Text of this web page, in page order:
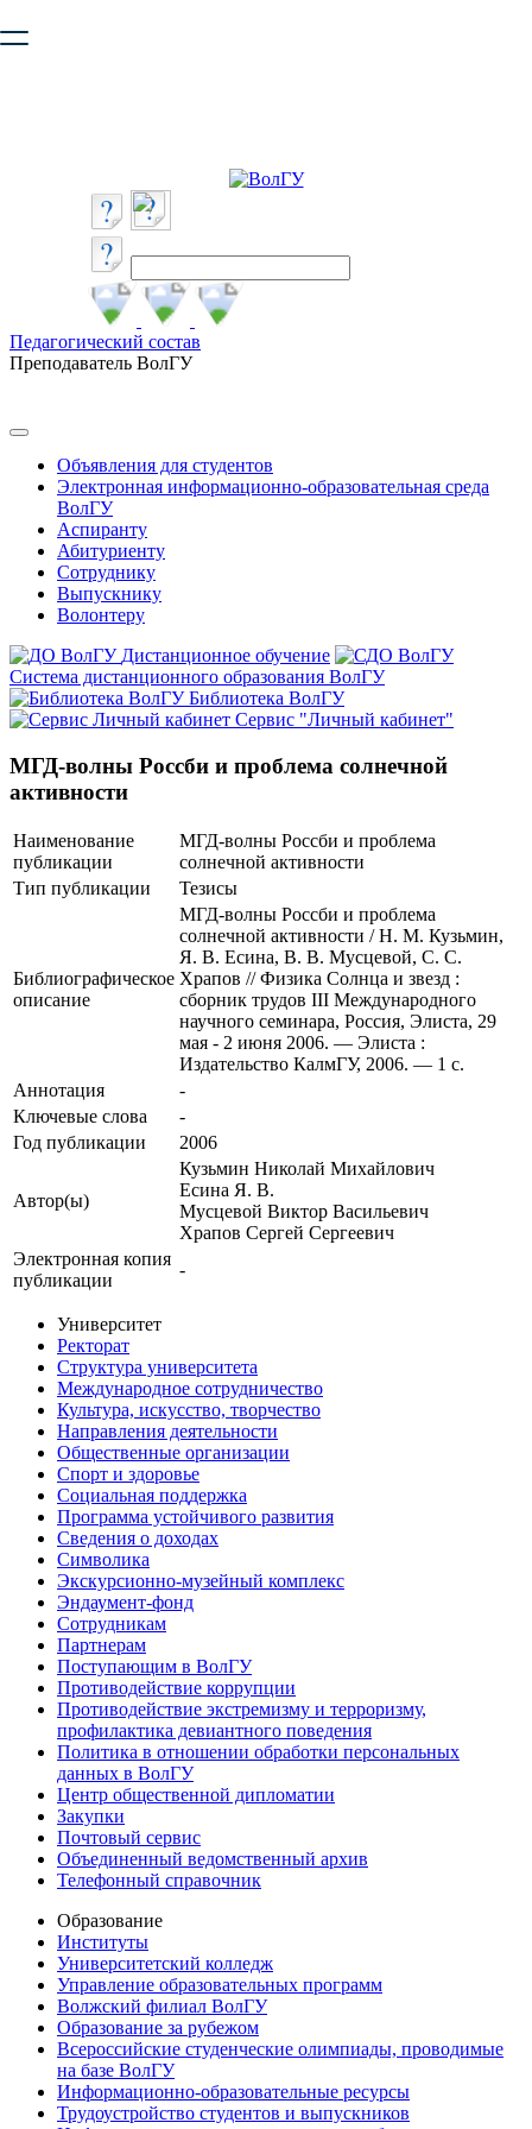
безопасную работу с сайтом. Пожалуйста
Педагогический состав
Преподаватель ВолГУ
Объявления для студентов
Электронная информационно-образовательная среда
ВолГУ
Аспиранту
Абитуриенту
Сотруднику
Выпускнику
Волонтеру
Дистанционное обучение
Система дистанционного образования ВолГУ
Библиотека ВолГУ
Сервис "Личный кабинет"
МГД-волны Россби и проблема солнечной
активности
Наименование
публикации
МГД-волны Россби и проблема
солнечной активности
Тип публикации
Тезисы
Библиографическое
описание
МГД-волны Россби и проблема
солнечной активности / Н. М. Кузьмин,
Я. В. Есина, В. В. Мусцевой, С. С.
Храпов // Физика Солнца и звезд :
сборник трудов III Международного
научного семинара, Россия, Элиста, 29
мая - 2 июня 2006. — Элиста :
Издательство КалмГУ, 2006. — 1 с.
Аннотация
-
Ключевые cлова
-
Год публикации
2006
Автор(ы)
Кузьмин Николай Михайлович
Есина Я. В.
Мусцевой Виктор Васильевич
Храпов Сергей Сергеевич
Электронная копия
публикации
-
Университет
Ректорат
Структура университета
Международное сотрудничество
Культура, искусство, творчество
Направления деятельности
Общественные организации
Спорт и здоровье
Социальная поддержка
Программа устойчивого развития
Сведения о доходах
Символика
Экскурсионно-музейный комплекс
Эндаумент-фонд
Сотрудникам
Партнерам
Поступающим в ВолГУ
Противодействие коррупции
Противодействие экстремизму и терроризму,
профилактика девиантного поведения
Политика в отношении обработки персональных
данных в ВолГУ
Центр общественной дипломатии
Закупки
Почтовый сервис
Объединенный ведомственный архив
Телефонный справочник
Образование
Институты
Университетский колледж
Управление образовательных программ
Волжский филиал ВолГУ
Образование за рубежом
Всероссийские студенческие олимпиады, проводимые
на базе ВолГУ
Информационно-образовательные ресурсы
Трудоустройство студентов и выпускников